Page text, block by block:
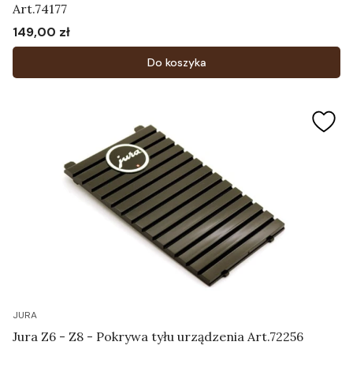
Art.74177
Cena
149,00 zł
Do koszyka
JURA
Jura Z6 - Z8 - Pokrywa tyłu urządzenia Art.72256